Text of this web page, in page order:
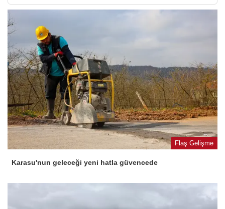
Flaş Gelişme
Karasu'nun geleceği yeni hatla güvencede